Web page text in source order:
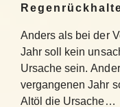
Anders als bei der
Jahr soll kein
Ursache sein.
vergangenen Jahr
Altöl die Ursache…